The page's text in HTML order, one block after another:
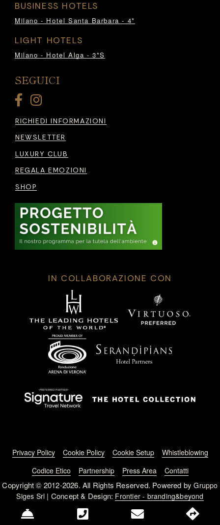
BUSINESS HOTELS
Milano - Hotel Santa Barbara - 4*
LIGHT HOTELS
Milano - Hotel Alga - 3*S
SEGUICI
RICHIEDI INFORMAZIONI
NEWSLETTER
LUXURY CLUB
REGALA EMOZIONI
SHOP
IN COLLABORAZIONE CON
Footer menu
Privacy Policy Cookie Policy Cookie Setup
Whistleblowing
Codice Etico
Partnership Press Area Contatti
Copyright © 2012-2026. All Rights Reserved. Powered byGruppo
Siges Srl | Concept & Design: Frontier - branding&beyond